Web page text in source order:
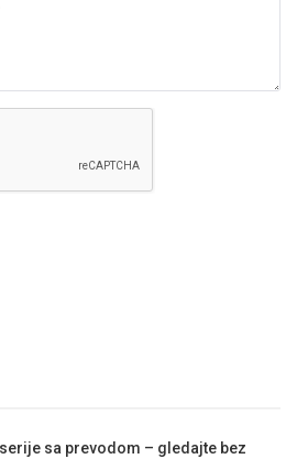
sa prevodom – gledajte bez